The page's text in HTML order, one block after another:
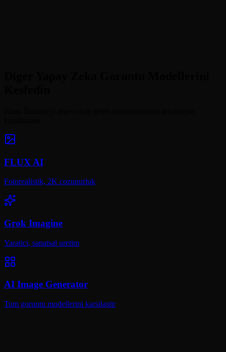
FLUX AI
Fotorealistik, 2K cozunurluk
Grok Imagine
Yaratici, sanatsal uretim
AI Image Generator
Tum goruntu modellerini karsilastir